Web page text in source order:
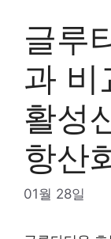
글루
과 비
활성
항산
01월 28일